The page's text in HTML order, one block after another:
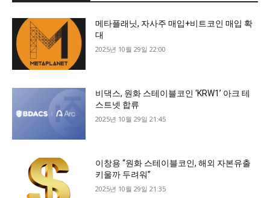
메타플래닛, 자사주 매입+비트코인 매입 확
대
2025년 10월 29일 22:00
비댁스, 원화 스테이블코인 ‘KRW1’ 아크 테
스트넷 합류
2025년 10월 29일 21:45
이창용 “원화 스테이블코인, 해외 자본유출
키울까 두려워”
2025년 10월 29일 21:35